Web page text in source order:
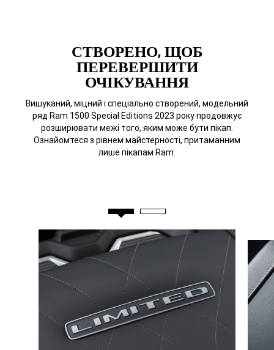
style='white-
space:nowrap;'>Storage<span
data-
component='DisclosureBubble'
title='Based
Pickups.
Excludes
Electric
Vehicles.'>
СТВОРЕНО, ЩОБ
ПЕРЕВЕРШИТИ
ОЧІКУВАННЯ
Вишуканий, міцний і спеціально створений, модельний
ряд Ram 1500 Special Editions 2023 року продовжує
розширювати межі того, яким може бути пікап.
Ознайомтеся з рівнем майстерності, притаманним
лише пікапам Ram.